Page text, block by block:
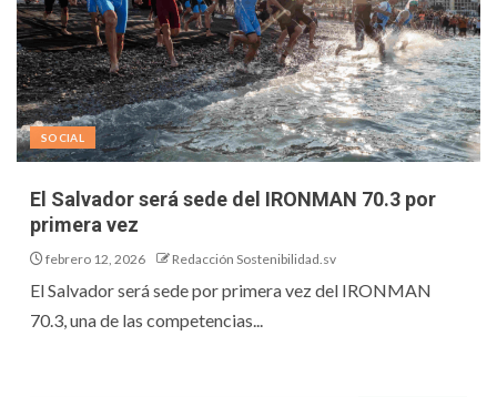
SOCIAL
El Salvador será sede del IRONMAN 70.3 por
primera vez
febrero 12, 2026 Redacción Sostenibilidad.sv
El Salvador será sede por primera vez del IRONMAN
70.3, una de las competencias...